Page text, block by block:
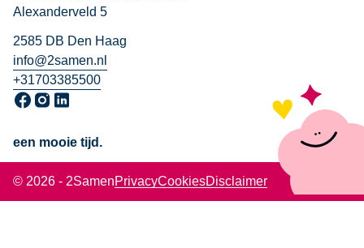
Alexanderveld 5
2585 DB Den Haag
info@2samen.nl
+31703385500
Ga naar onze Facebook pagina, opent in een nieuw venster
Ga naar onze Instagram pagina, opent in een nieuw
Ga naar onze LinkedIn pagina, opent in een nieuw
een mooie tijd.
© 2026 - 2SamenPrivacyCookiesDisclaimer